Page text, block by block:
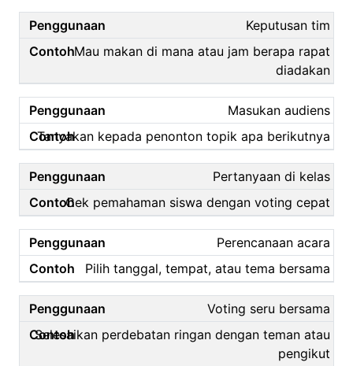
Keputusan tim
Mau makan di mana atau jam berapa rapat
diadakan
Masukan audiens
Tanyakan kepada penonton topik apa berikutnya
Pertanyaan di kelas
Cek pemahaman siswa dengan voting cepat
Perencanaan acara
Pilih tanggal, tempat, atau tema bersama
Voting seru bersama
Selesaikan perdebatan ringan dengan teman atau
pengikut